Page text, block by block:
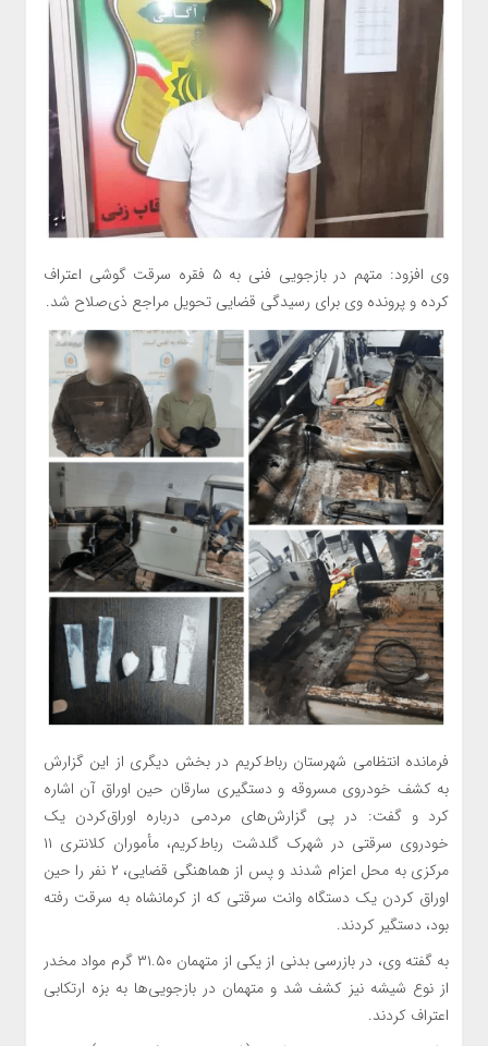
وی افزود: متهم در بازجویی فنی به ۵ فقره سرقت گوشی اعتراف
کرده و پرونده وی برای رسیدگی قضایی تحویل مراجع ذی‌صلاح شد.
فرمانده انتظامی شهرستان رباط‌کریم در بخش دیگری از این گزارش
به کشف خودروی مسروقه و دستگیری سارقان حین اوراق آن اشاره
کرد و گفت: در پی گزارش‌های مردمی درباره اوراق‌کردن یک
خودروی سرقتی در شهرک گلدشت رباط‌کریم، مأموران کلانتری ۱۱
مرکزی به محل اعزام شدند و پس از هماهنگی قضایی، ۲ نفر را حین
اوراق کردن یک دستگاه وانت سرقتی که از کرمانشاه به سرقت رفته
بود، دستگیر کردند.
به گفته وی، در بازرسی بدنی از یکی از متهمان ۳۱.۵۰ گرم مواد مخدر
از نوع شیشه نیز کشف شد و متهمان در بازجویی‌ها به بزه ارتکابی
اعتراف کردند.